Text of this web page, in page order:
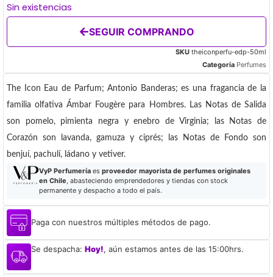
Sin existencias
SEGUIR COMPRANDO
SKU theiconperfu-edp-50ml
Categoría Perfumes
The Icon Eau de Parfum; Antonio Banderas; es una fragancia de la
familia olfativa Ámbar Fougère para Hombres. Las Notas de Salida
son pomelo, pimienta negra y enebro de Virginia; las Notas de
Corazón son lavanda, gamuza y ciprés; las Notas de Fondo son
benjuí, pachulí, ládano y vetiver.
VyP Perfumeríaes proveedor mayorista de perfumes originales
en Chile, abasteciendo emprendedores y tiendas con stock
permanente y despacho a todo el país.
Paga con nuestros múltiples métodos de pago.
Se despacha: Hoy!, aún estamos antes de las 15:00hrs.